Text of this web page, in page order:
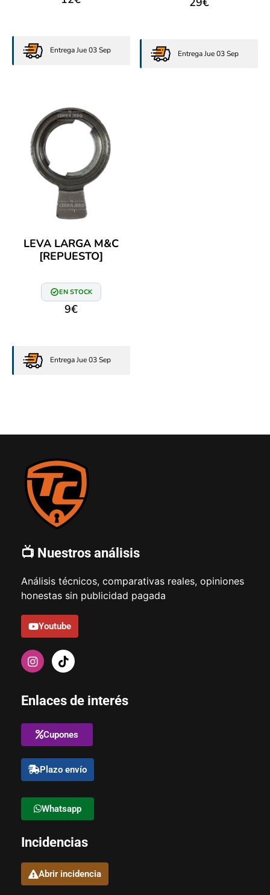
Entrega Jue 03 Sep Entrega Jue 03 Sep
LEVA LARGA M&C
[REPUESTO]
EN STOCK
9€
Entrega Jue 03 Sep
📺 Nuestros análisis
Análisis técnicos, comparativas reales, opiniones
honestas sin publicidad pagada
Youtube
Enlaces de interés
Cupones
Plazo envío
Whatsapp
Incidencias
Abrir incidencia